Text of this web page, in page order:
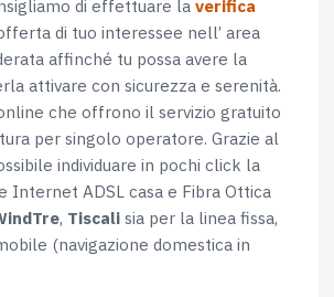
di effettuare la verifica
di tuo interessee nell’ area
affinché tu possa avere la
attivare con sicurezza e serenità.
che offrono il servizio gratuito
per singolo operatore. Grazie al
individuare in pochi click la
Internet ADSL casa e Fibra Ottica
, Tiscali sia per la linea fissa,
(navigazione domestica in